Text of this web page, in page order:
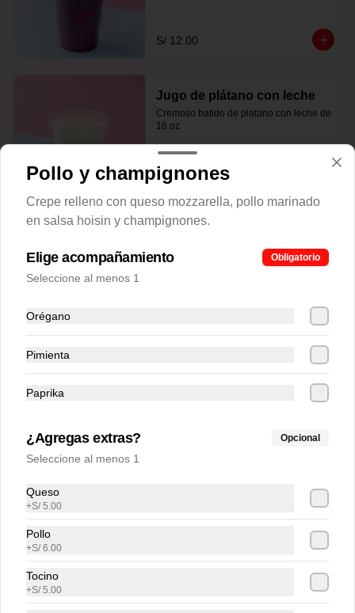
S/ 12.00
Jugo de plátano con leche
Cremoso batido de platano con leche de
16 oz
S/ 12.00
Conócenos
Contacto
Términos y condiciones
Política de privacidad
Redes sociales
Instagram
Facebook
Pollo y champignones
Crepe relleno con queso mozzarella, pollo marinado
en salsa hoisin y champignones.
Elige acompañamiento Obligatorio
Seleccione al menos 1
Orégano
Pimienta
Paprika
¿Agregas extras? Opcional
Seleccione al menos 1
Queso
+S/ 5.00
Pollo
+S/ 6.00
Tocino
+S/ 5.00